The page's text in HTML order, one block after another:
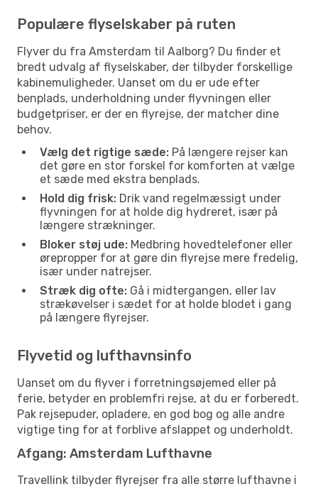
Populære flyselskaber på ruten
Flyver du fra Amsterdam til Aalborg? Du finder et
bredt udvalg af flyselskaber, der tilbyder forskellige
kabinemuligheder. Uanset om du er ude efter
benplads, underholdning under flyvningen eller
budgetpriser, er der en flyrejse, der matcher dine
behov.
Vælg det rigtige sæde: På længere rejser kan
det gøre en stor forskel for komforten at vælge
et sæde med ekstra benplads.
Hold dig frisk: Drik vand regelmæssigt under
flyvningen for at holde dig hydreret, især på
længere strækninger.
Bloker støj ude: Medbring hovedtelefoner eller
ørepropper for at gøre din flyrejse mere fredelig,
især under natrejser.
Stræk dig ofte: Gå i midtergangen, eller lav
strækøvelser i sædet for at holde blodet i gang
på længere flyrejser.
Flyvetid og lufthavnsinfo
Uanset om du flyver i forretningsøjemed eller på
ferie, betyder en problemfri rejse, at du er forberedt.
Pak rejsepuder, opladere, en god bog og alle andre
vigtige ting for at forblive afslappet og underholdt.
Afgang: Amsterdam Lufthavne
Travellink tilbyder flyrejser fra alle større lufthavne i